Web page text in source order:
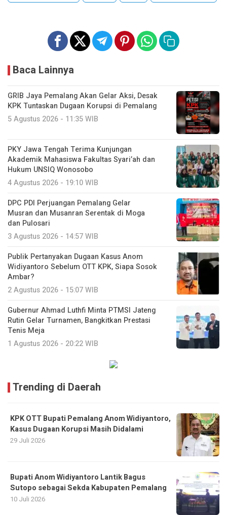
Baca Lainnya
GRIB Jaya Pemalang Akan Gelar Aksi, Desak
KPK Tuntaskan Dugaan Korupsi di Pemalang
5 Agustus 2026 - 11:35 WIB
PKY Jawa Tengah Terima Kunjungan
Akademik Mahasiswa Fakultas Syari’ah dan
Hukum UNSIQ Wonosobo
4 Agustus 2026 - 19:10 WIB
DPC PDI Perjuangan Pemalang Gelar
Musran dan Musanran Serentak di Moga
dan Pulosari
3 Agustus 2026 - 14:57 WIB
Publik Pertanyakan Dugaan Kasus Anom
Widiyantoro Sebelum OTT KPK, Siapa Sosok
Ambar?
2 Agustus 2026 - 15:07 WIB
Gubernur Ahmad Luthfi Minta PTMSI Jateng
Rutin Gelar Turnamen, Bangkitkan Prestasi
Tenis Meja
1 Agustus 2026 - 20:22 WIB
Trending di Daerah
KPK OTT Bupati Pemalang Anom Widiyantoro,
Kasus Dugaan Korupsi Masih Didalami
29 Juli 2026
Bupati Anom Widiyantoro Lantik Bagus
Sutopo sebagai Sekda Kabupaten Pemalang
10 Juli 2026